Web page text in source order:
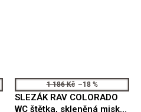
1 186 Kč –18 %
SLEZÁK RAV COLORADO
WC štětka, skleněná miska,